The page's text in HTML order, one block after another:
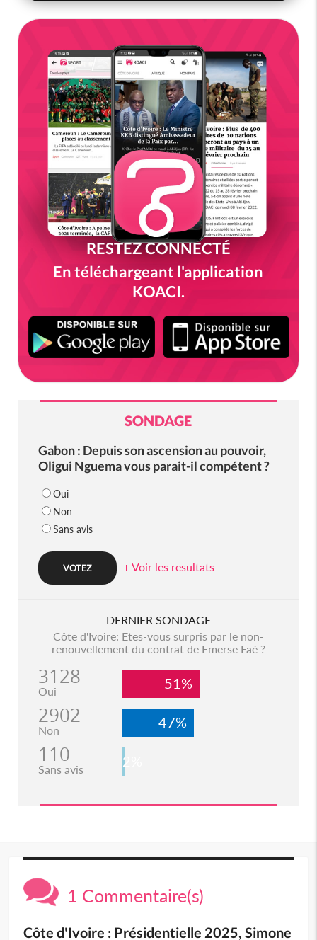
RESTEZ CONNECTÉ
En téléchargeant l'application
KOACI.
SONDAGE
Gabon : Depuis son ascension au pouvoir,
Oligui Nguema vous parait-il compétent ?
Oui
Non
Sans avis
+ Voir les resultats
DERNIER SONDAGE
Côte d'Ivoire: Etes-vous surpris par le non-
renouvellement du contrat de Emerse Faé ?
3128
Oui 51%
2902
Non 47%
110
Sans avis 2%
1 Commentaire(s)
Côte d'Ivoire : Présidentielle 2025, Simone